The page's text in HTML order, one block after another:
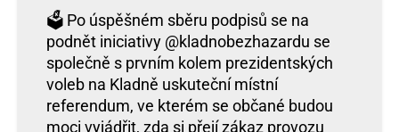
🗳️ Po úspěšném sběru podpisů se na
podnět iniciativy @kladnobezhazardu se
společně s prvním kolem prezidentských
voleb na Kladně uskuteční místní
referendum, ve kterém se občané budou
moci vyjádřit, zda si přejí zákaz provozu